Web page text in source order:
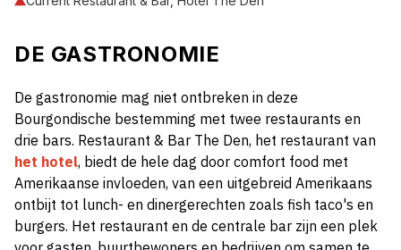
DE GASTRONOMIE
De gastronomie mag niet ontbreken in deze
Bourgondische bestemming met twee restaurants en
drie bars. Restaurant & Bar The Den, het restaurant van
het hotel, biedt de hele dag door comfort food met
Amerikaanse invloeden, van een uitgebreid Amerikaans
ontbijt tot lunch- en dinergerechten zoals fish taco's en
burgers. Het restaurant en de centrale bar zijn een plek